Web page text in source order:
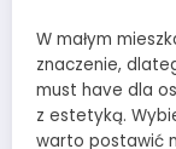
W małym
znaczenie,
must have dla
z estetyką.
warto postawić